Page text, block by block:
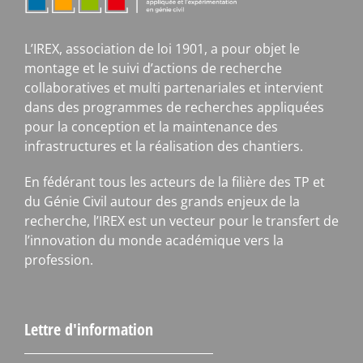
L’IREX, association de loi 1901, a pour objet le
montage et le suivi d’actions de recherche
collaboratives et multi partenariales et intervient
dans des programmes de recherches appliquées
pour la conception et la maintenance des
infrastructures et la réalisation des chantiers.
En fédérant tous les acteurs de la filière des TP et
du Génie Civil autour des grands enjeux de la
recherche, l’IREX est un vecteur pour le transfert de
l’innovation du monde académique vers la
profession.
Lettre d'information